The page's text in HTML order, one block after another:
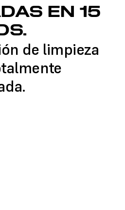
EN 15
de limpieza